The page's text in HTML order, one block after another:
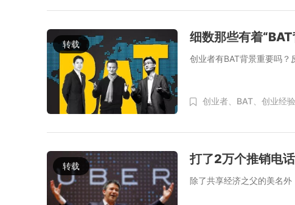
转载 细数那些有着
创业者有BAT背景重要吗？
创业者、 BAT、 创业经验
转载 打了2万个推销电
除了共享经济之父的美名外